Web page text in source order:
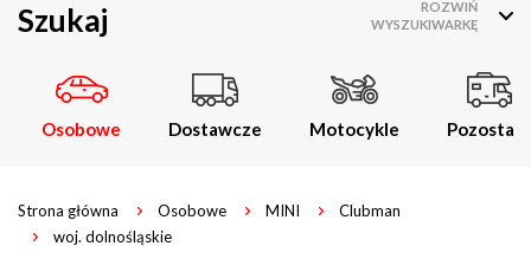
Szukaj
Osobowe Dostawcze Motocykle Pozostałe
ROZWIŃ
WYSZUKIWARKĘ
Strona główna Osobowe MINI
Clubman
woj. dolnośląskie